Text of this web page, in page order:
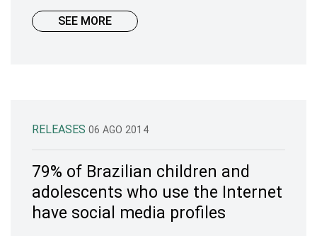
SEE MORE
RELEASES 06 AGO 2014
79% of Brazilian children and
adolescents who use the Internet
have social media profiles